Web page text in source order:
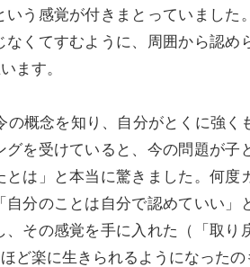
う感覚が付きまとっていました
くてすむように、周囲から認め
ます。
概念を知り、自分がとくに強く
を受けていると、今の問題が子
は」と本当に驚きました。何度
分のことは自分で認めていい」
その感覚を手に入れた（「取り
ど楽に生きられるようになったの